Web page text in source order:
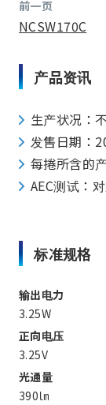
前一页
NCSW170C
产品资讯
生产状况：
发售日期：
每捲所含的
AEC测试：
标准规格
输出电力
3.25W
正向电压
3.25V
光通量
390㏐